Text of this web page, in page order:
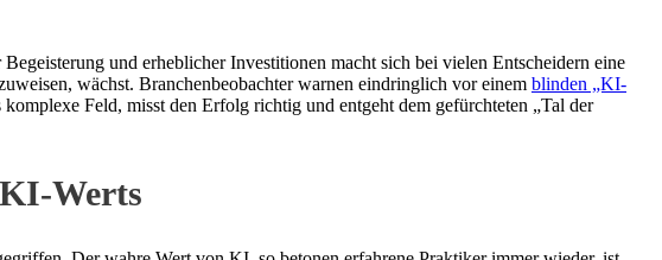
und erheblicher Investitionen macht sich bei vielen Entscheidern eine
wächst. Branchenbeobachter warnen eindringlich vor einem blinden „KI-
Feld, misst den Erfolg richtig und entgeht dem gefürchteten „Tal der
Werts